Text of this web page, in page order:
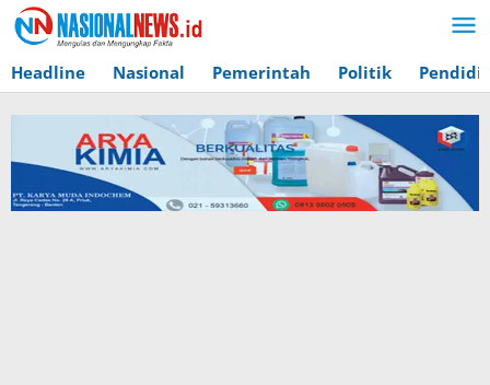
Lewati
ke
konten
Headline Nasional Pemerintah Politik